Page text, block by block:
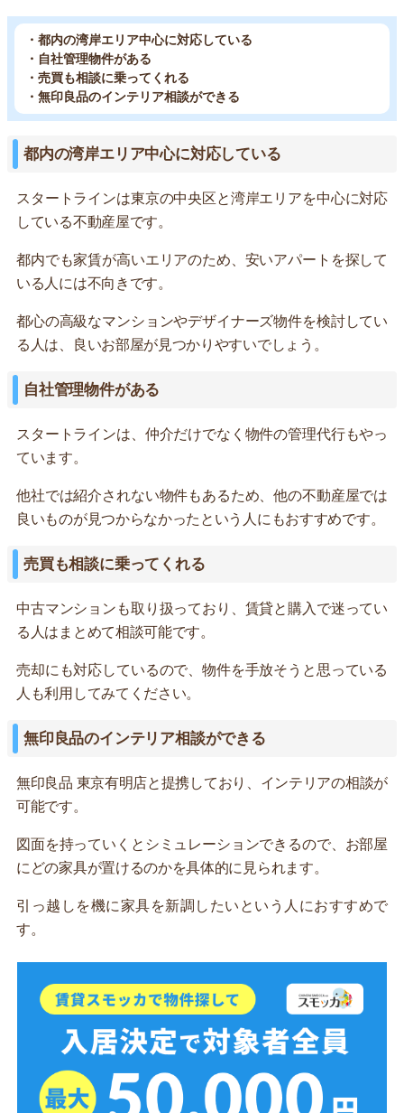
・都内の湾岸エリア中心に対応している
・自社管理物件がある
・売買も相談に乗ってくれる
・無印良品のインテリア相談ができる
都内の湾岸エリア中心に対応している
スタートラインは東京の中央区と湾岸エリアを中心に対応
している不動産屋です。
都内でも家賃が高いエリアのため、安いアパートを探して
いる人には不向きです。
都心の高級なマンションやデザイナーズ物件を検討してい
る人は、良いお部屋が見つかりやすいでしょう。
自社管理物件がある
スタートラインは、仲介だけでなく物件の管理代行もやっ
ています。
他社では紹介されない物件もあるため、他の不動産屋では
良いものが見つからなかったという人にもおすすめです。
売買も相談に乗ってくれる
中古マンションも取り扱っており、賃貸と購入で迷ってい
る人はまとめて相談可能です。
売却にも対応しているので、物件を手放そうと思っている
人も利用してみてください。
無印良品のインテリア相談ができる
無印良品 東京有明店と提携しており、インテリアの相談が
可能です。
図面を持っていくとシミュレーションできるので、お部屋
にどの家具が置けるのかを具体的に見られます。
引っ越しを機に家具を新調したいという人におすすめで
す。